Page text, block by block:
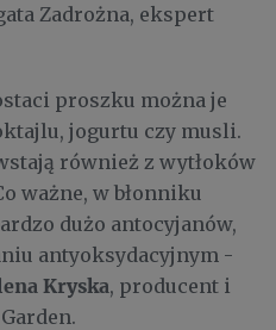
Zadrożna, ekspert
proszku można je
jogurtu czy musli.
również z wytłoków
ważne, w błonniku
dużo antocyjanów,
antyoksydacyjnym -
Kryska, producent i